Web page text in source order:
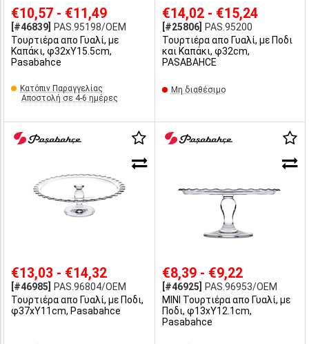
€10,57 - €11,49
[#46839]
PAS.95198/OEM
Τουρτιέρα απο Γυαλί, με
Καπάκι, φ32xY15.5cm,
Pasabahce
Κατόπιν Παραγγελίας
Αποστολή σε 4-6 ημέρες
€14,02 - €15,24
[#25806]
PAS.95200
Τουρτιέρα απο Γυαλί, με Ποδι
και Καπάκι, φ32cm,
PASABAHCE
Μη διαθέσιμο
€13,03 - €14,32
[#46985]
PAS.96804/OEM
Τουρτιέρα απο Γυαλί, με Ποδι,
φ37xY11cm, Pasabahce
€8,39 - €9,22
[#46925]
PAS.96953/OEM
MINI Τουρτιέρα απο Γυαλί, με
Ποδι, φ13xY12.1cm,
Pasabahce